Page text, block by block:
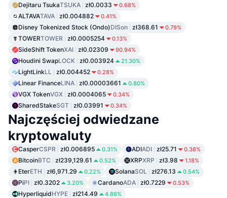
Dejitaru TsukaTSUKA zł0.0033 0.68%
ALTAVATAVA zł0.004882 0.41%
Disney Tokenized Stock (Ondo)DISon zł368.61 0.79%
TOWERTOWER zł0.0005254 0.13%
SideShift TokenXAI zł0.02309 90.94%
Houdini SwapLOCK zł0.003924 21.30%
LightLinkLL zł0.004452 0.28%
Linear FinanceLINA zł0.00003661 0.80%
VGX TokenVGX zł0.0004065 0.34%
SharedStakeSGT zł0.03991 0.34%
Najczęściej odwiedzane
kryptowaluty
CasperCSPR zł0.006895 0.31% ADIADI zł25.71 0.38%
BitcoinBTC zł239,129.61 0.52% XRPXRP zł3.98 1.18%
EterETH zł6,971.29 0.22% SolanaSOL zł276.13 0.54%
PiPI zł0.3202 3.20% CardanoADA zł0.7229 0.53%
HyperliquidHYPE zł214.49 4.86%